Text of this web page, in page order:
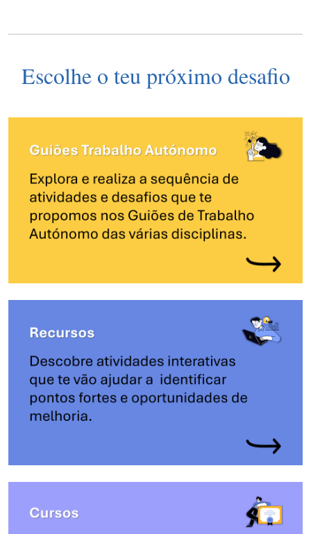
Escolhe o teu próximo desafio